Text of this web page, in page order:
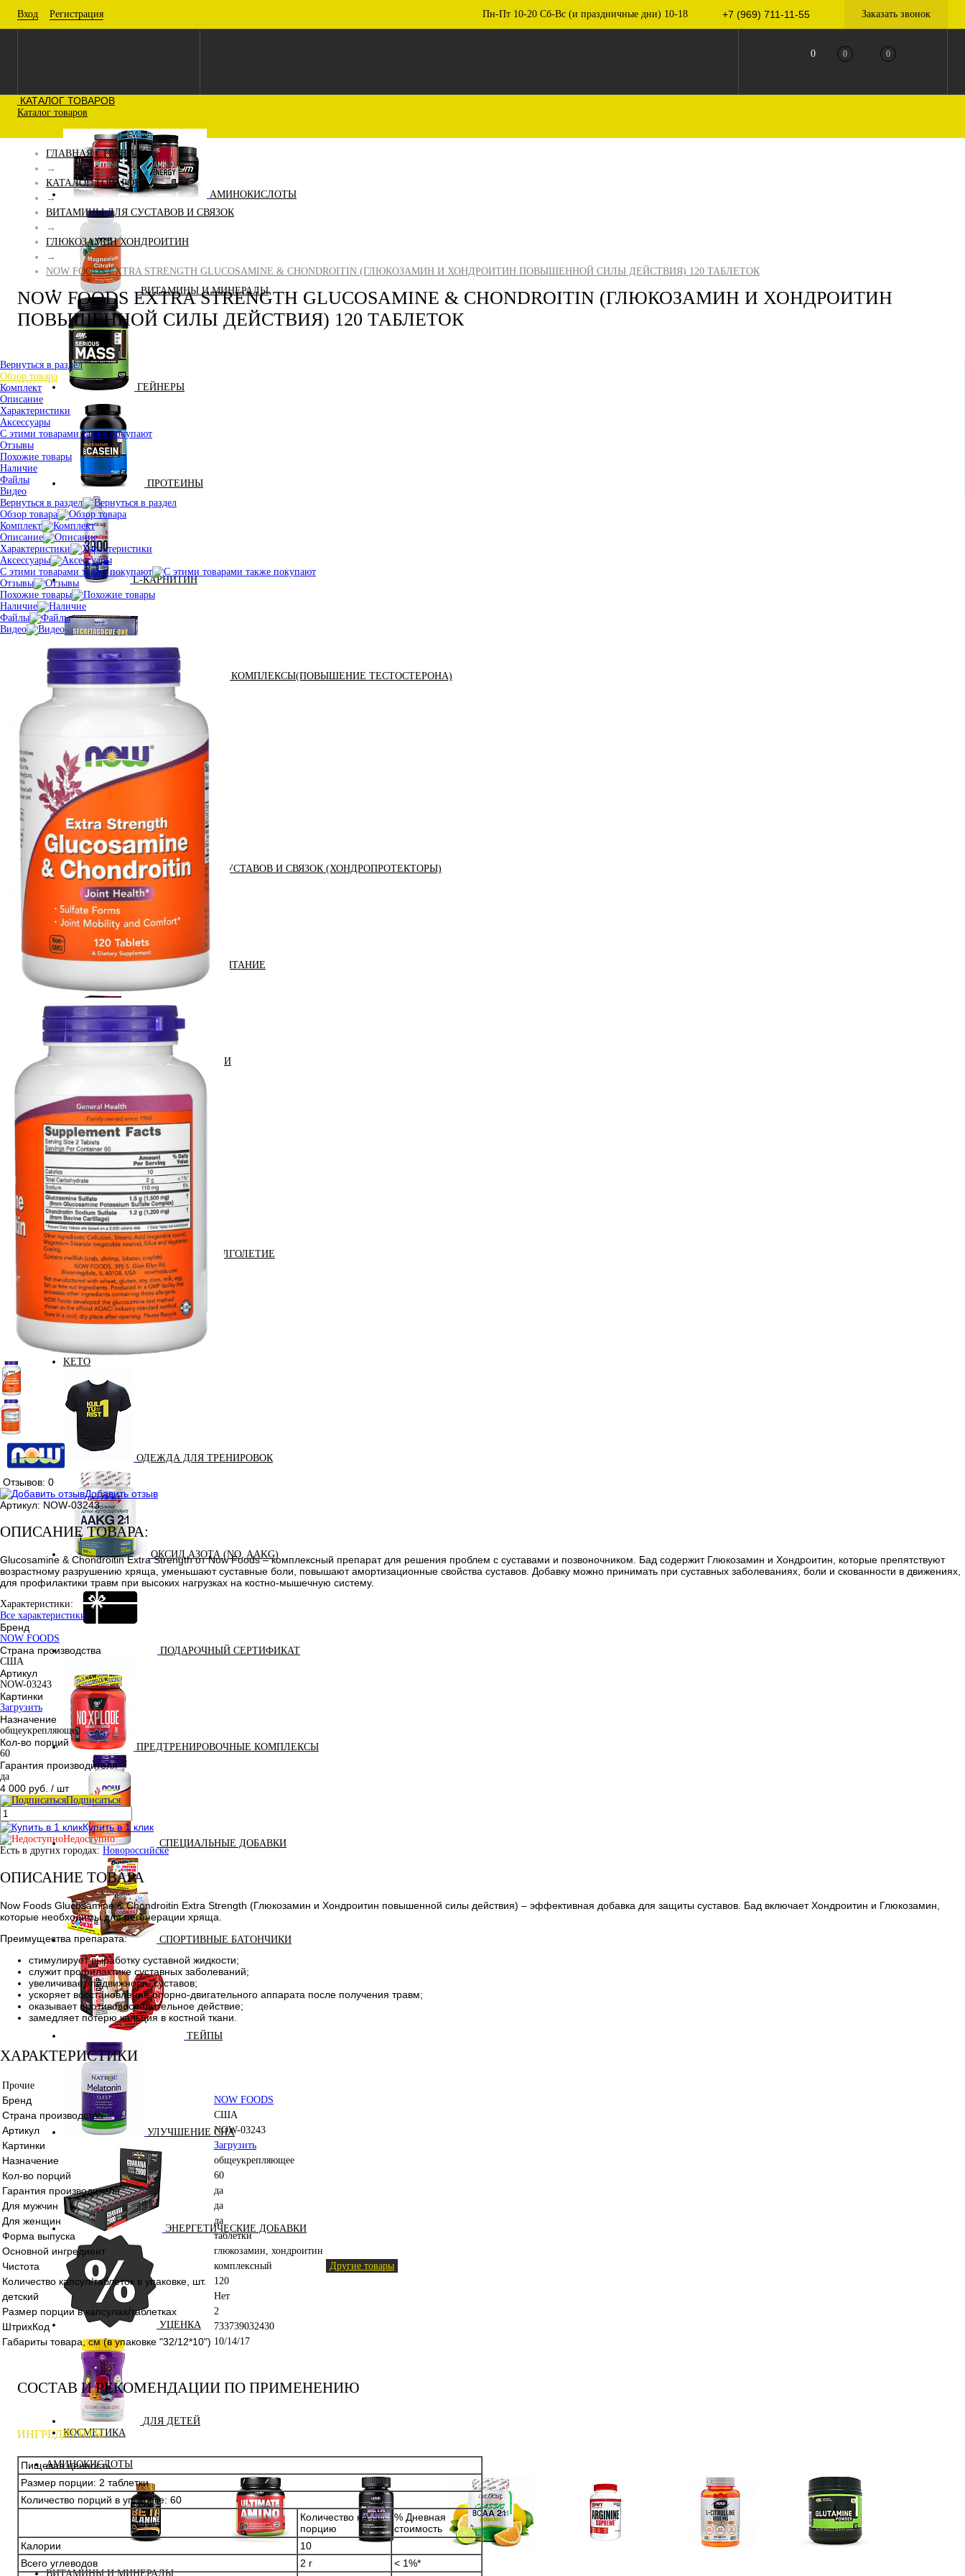
Вход Регистрация Пн-Пт 10-20 Сб-Вс (и праздничные дни) 10-18 +7 (969) 711-11-55 Заказать звонок
0 0 0
КАТАЛОГ ТОВАРОВ
Каталог товаров
АМИНОКИСЛОТЫ
ВИТАМИНЫ И МИНЕРАЛЫ
ГЕЙНЕРЫ
ПРОТЕИНЫ
L-КАРНИТИН
АНАБОЛИЧЕСКИЕ КОМПЛЕКСЫ(ПОВЫШЕНИЕ ТЕСТОСТЕРОНА)
АКСЕССУАРЫ
ДОБАВКИ ДЛЯ СУСТАВОВ И СВЯЗОК (ХОНДРОПРОТЕКТОРЫ)
ДИЕТИЧЕСКОЕ ПИТАНИЕ
ЖИРОСЖИГАТЕЛИ
ЗМА (ZMA)
ЗДОРОВЬЕ И ДОЛГОЛЕТИЕ
КРЕАТИН
KETO
ОДЕЖДА ДЛЯ ТРЕНИРОВОК
ОКСИД АЗОТА (NO, AAKG)
ПОДАРОЧНЫЙ СЕРТИФИКАТ
ПРЕДТРЕНИРОВОЧНЫЕ КОМПЛЕКСЫ
СПЕЦИАЛЬНЫЕ ДОБАВКИ
СПОРТИВНЫЕ БАТОНЧИКИ
ТЕЙПЫ
УЛУЧШЕНИЕ СНА
ЭНЕРГЕТИЧЕСКИЕ ДОБАВКИ
УЦЕНКА
ДЛЯ ДЕТЕЙ
КОСМЕТИКА
АМИНОКИСЛОТЫ
Бета-аланин
отдельные
Bcaa
ВИТАМИНЫ И МИНЕРАЛЫ
ГЛАВНАЯ СТРАНИЦА
→
КАТАЛОГ ТОВАРОВ
→
ВИТАМИНЫ ДЛЯ СУСТАВОВ И СВЯЗОК
→
ГЛЮКОЗАМИН ХОНДРОИТИН
→
NOW FOODS EXTRA STRENGTH GLUCOSAMINE & CHONDROITIN (ГЛЮКОЗАМИН И ХОНДРОИТИН ПОВЫШЕННОЙ СИЛЫ ДЕЙСТВИЯ) 120 ТАБЛЕТОК
NOW FOODS EXTRA STRENGTH GLUCOSAMINE & CHONDROITIN (ГЛЮКОЗАМИН И ХОНДРОИТИН
ПОВЫШЕННОЙ СИЛЫ ДЕЙСТВИЯ) 120 ТАБЛЕТОК
Вернуться в раздел
Обзор товара
Комплект
Описание
Характеристики
Аксессуары
С этими товарами также покупают
Отзывы
Похожие товары
Наличие
Файлы
Видео
Вернуться в раздел
Обзор товара
Комплект
Описание
Характеристики
Аксессуары
С этими товарами также покупают
Отзывы
Похожие товары
Наличие
Файлы
Видео
Отзывов: 0
Добавить отзыв
Артикул: NOW-03243
ОПИСАНИЕ ТОВАРА:
Glucosamine & Chondroitin Extra Strength от Now Foods – комплексный препарат для решения проблем с суставами и позвоночником. Бад содержит Глюкозамин и Хондроитин, которые препятствуют
возрастному разрушению хряща, уменьшают суставные боли, повышают амортизационные свойства суставов. Добавку можно принимать при суставных заболеваниях, боли и скованности в движениях,
для профилактики травм при высоких нагрузках на костно-мышечную систему.
Характеристики:
Все характеристики
Бренд
NOW FOODS
Страна производства
США
Артикул
NOW-03243
Картинки
Загрузить
Назначение
общеукрепляющее
Кол-во порций
60
Гарантия производителя
да
4 000 руб. / шт
Подписаться
Купить в 1 клик
Недоступно
Есть в других городах: Новороссийске
ОПИСАНИЕ ТОВАРА
Now Foods Glucosamine & Chondroitin Extra Strength (Глюкозамин и Хондроитин повышенной силы действия) – эффективная добавка для защиты суставов. Бад включает Хондроитин и Глюкозамин,
которые необходимы для регенерации хряща.
Преимущества препарата:
стимулирует выработку суставной жидкости;
служит профилактике суставных заболеваний;
увеличивает подвижность суставов;
ускоряет восстановление опорно-двигательного аппарата после получения травм;
оказывает противовоспалительное действие;
замедляет потерю кальция в костной ткани.
ХАРАКТЕРИСТИКИ
Прочие
Бренд NOW FOODS
Страна производства США
Артикул NOW-03243
Картинки Загрузить
Назначение общеукрепляющее
Кол-во порций 60
Гарантия производителя да
Для мужчин да
Для женщин да
Форма выпуска таблетки
Основной ингредиент глюкозамин, хондроитин
Чистота комплексный Другие товары
Количество капсул/таблеток в упаковке, шт. 120
детский Нет
Размер порции в капсулах/таблетках 2
ШтрихКод 733739032430
Габариты товара, см (в упаковке "32/12*10") 10/14/17
СОСТАВ И РЕКОМЕНДАЦИИ ПО ПРИМЕНЕНИЮ
ИНГРЕДИЕНТЫ
Пищевая ценность
Размер порции: 2 таблетки
Количество порций в упаковке: 60
Количество на
порцию
% Дневная
стоимость
Калории
10
Всего углеводов
2 г
< 1%*